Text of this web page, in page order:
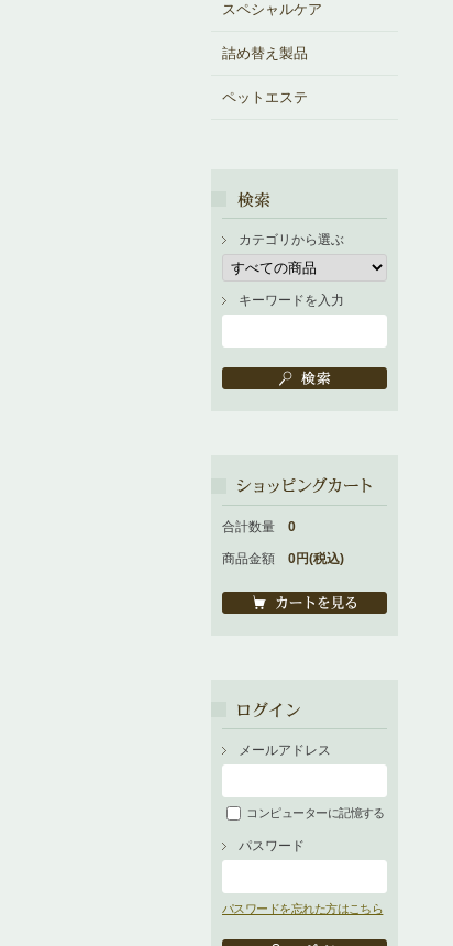
スペシャルケア
詰め替え製品
ペットエステ
カテゴリから選ぶ
キーワードを入力
合計数量 0
商品金額 0円(税込)
メールアドレス
コンピューターに記憶する
パスワード
パスワードを忘れた方はこちら